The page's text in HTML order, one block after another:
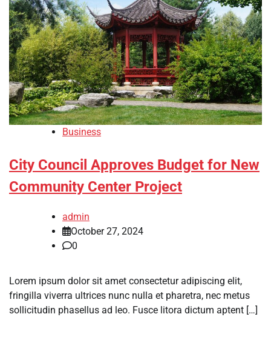
Business
City Council Approves Budget for New
Community Center Project
admin
October 27, 2024
0
Lorem ipsum dolor sit amet consectetur adipiscing elit,
fringilla viverra ultrices nunc nulla et pharetra, nec metus
sollicitudin phasellus ad leo. Fusce litora dictum aptent […]